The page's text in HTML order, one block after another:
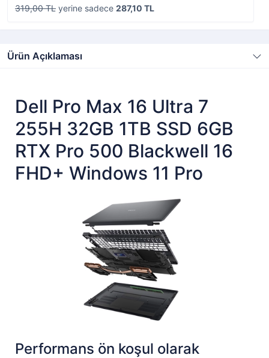
319,00 TL yerine sadece 287,10 TL
Ürün Açıklaması
Dell Pro Max 16 Ultra 7
255H 32GB 1TB SSD 6GB
RTX Pro 500 Blackwell 16
FHD+ Windows 11 Pro
Performans ön koşul olarak